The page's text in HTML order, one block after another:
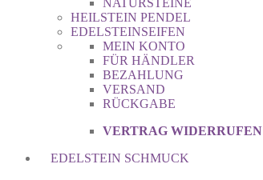
NATURSTEINE
HEILSTEIN PENDEL
EDELSTEINSEIFEN
MEIN KONTO
FÜR HÄNDLER
BEZAHLUNG
VERSAND
RÜCKGABE
VERTRAG WIDERRUFEN
EDELSTEIN SCHMUCK